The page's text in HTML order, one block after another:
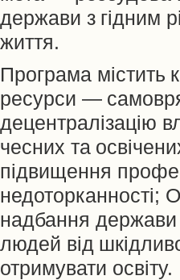
держави з гідним
життя.
Програма містить
ресурси —
децентралізацію
чесних та
підвищення
недоторканності;
надбання держави
людей від
отримувати освіту.